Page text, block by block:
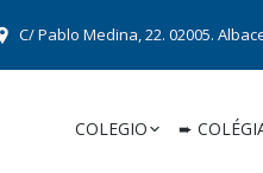
C/ Pablo Medina, 22. 02005.
COLEGIO ➨